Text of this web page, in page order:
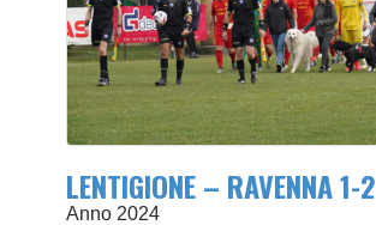
LENTIGIONE – RAVENNA 1-2
Anno 2024